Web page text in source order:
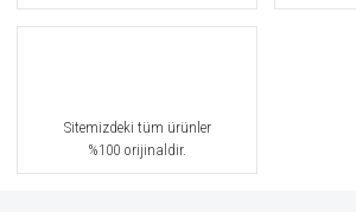
Sitemizdeki tüm ürünler
%100 orijinaldir.